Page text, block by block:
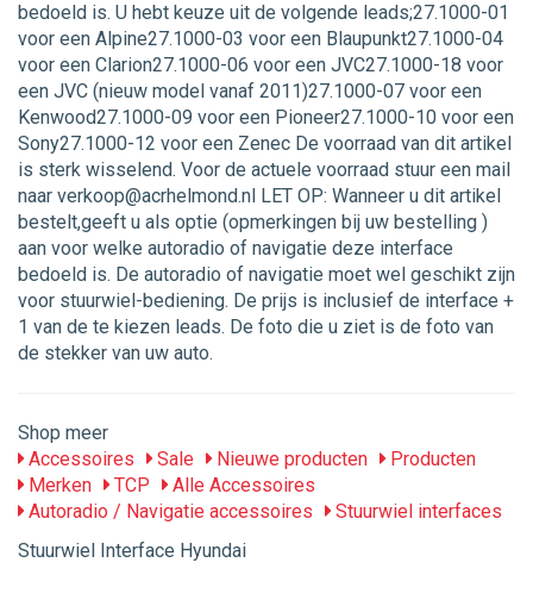
bedoeld is. U hebt keuze uit de volgende leads;27.1000-01
voor een Alpine27.1000-03 voor een Blaupunkt27.1000-04
voor een Clarion27.1000-06 voor een JVC27.1000-18 voor
een JVC (nieuw model vanaf 2011)27.1000-07 voor een
Kenwood27.1000-09 voor een Pioneer27.1000-10 voor een
Sony27.1000-12 voor een Zenec De voorraad van dit artikel
is sterk wisselend. Voor de actuele voorraad stuur een mail
naar verkoop@acrhelmond.nl LET OP: Wanneer u dit artikel
bestelt,geeft u als optie (opmerkingen bij uw bestelling )
aan voor welke autoradio of navigatie deze interface
bedoeld is. De autoradio of navigatie moet wel geschikt zijn
voor stuurwiel-bediening. De prijs is inclusief de interface +
1 van de te kiezen leads. De foto die u ziet is de foto van
de stekker van uw auto.
Shop meer
Accessoires
Sale Nieuwe producten
Producten
Merken
TCP
Alle Accessoires
Autoradio / Navigatie accessoires
Stuurwiel interfaces
Stuurwiel Interface Hyundai